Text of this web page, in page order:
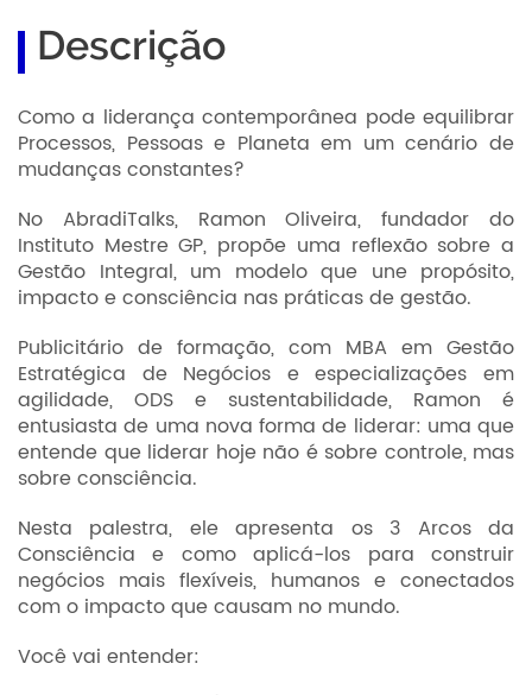
Descrição
Como a liderança contemporânea pode equilibrar
Processos, Pessoas e Planeta em um cenário de
mudanças constantes?
No AbradiTalks, Ramon Oliveira, fundador do
Instituto Mestre GP, propõe uma reflexão sobre a
Gestão Integral, um modelo que une propósito,
impacto e consciência nas práticas de gestão.
Publicitário de formação, com MBA em Gestão
Estratégica de Negócios e especializações em
agilidade, ODS e sustentabilidade, Ramon é
entusiasta de uma nova forma de liderar: uma que
entende que liderar hoje não é sobre controle, mas
sobre consciência.
Nesta palestra, ele apresenta os 3 Arcos da
Consciência e como aplicá-los para construir
negócios mais flexíveis, humanos e conectados
com o impacto que causam no mundo.
Você vai entender: